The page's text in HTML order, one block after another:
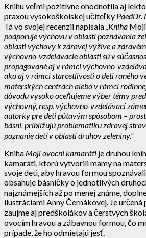
Knihu veľmi pozitívne ohodnotila aj
praxou vysokoškolskej učiteľky PaedDr.
Tá vo svojej recenzii napísala Kniha
podporuje výchovu v oblasti poznávania
oblasti výchovy k zdravej výžive a
výchovno-vzdelávacie oblasti sú v
propagované aj v rámci výchovno-
ako aj v rámci starostlivosti o deti raného
materských centrách alebo v rámci
dôvodu vysoko oceňujeme výber témy
výchovný, resp. výchovno-vzdelávací
autorky pre deti pútavým spôsobom –
básní, približujú problematiku zdravej
poznanie detí v oblasti druhov zeleniny.“
Kniha Moji ovocní kamaráti je druhou
kamaráti, ktorú vytvorili mamy na
svoje deti, aby hravou formou
obsahuje básničky o jednotlivých
najznámejších až po menej známe,
ilustráciami Anny Černákovej. Je určená
zaujme aj predškolákov a čerstvých
ovocím hravou a zábavnou formou, čo
prípade, že ho odmietajú jesť.